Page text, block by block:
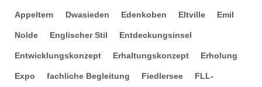
Appeltern Dwasieden Edenkoben Eltville Emil
Nolde Englischer Stil Entdeckungsinsel
Entwicklungskonzept Erhaltungskonzept Erholung
Expo fachliche Begleitung Fiedlersee FLL-